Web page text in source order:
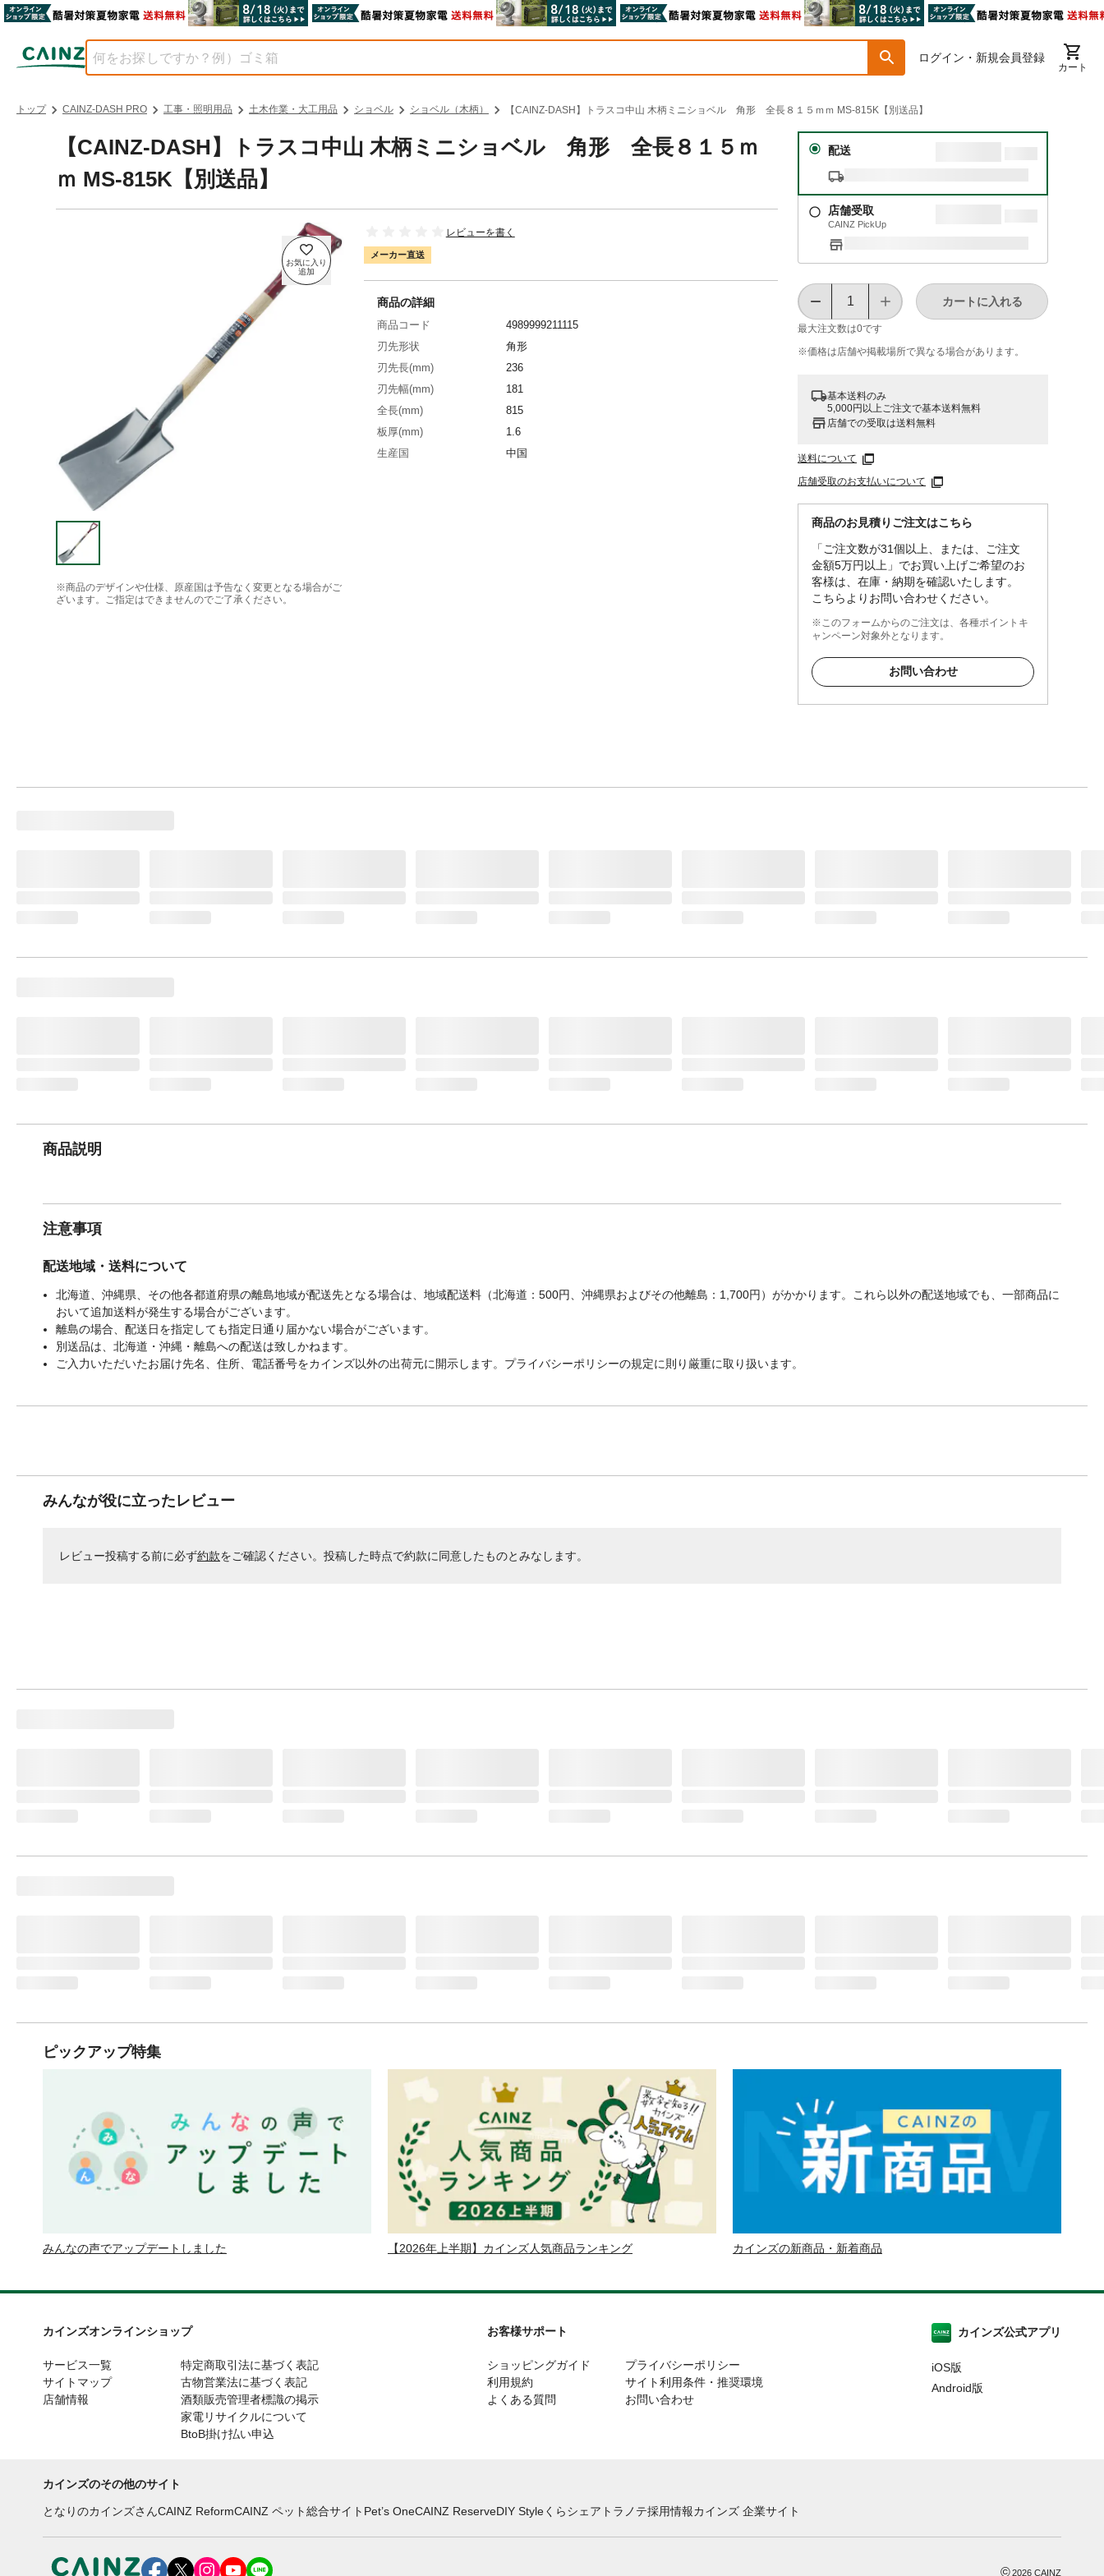
ログイン・新規会員登録
カート
トップ CAINZ-DASH PRO 工事・照明用品 土木作業・大工用品 ショベル ショベル（木柄） 【CAINZ-DASH】トラスコ中山 木柄ミニショベル 角形 全長８１５ｍｍ MS-815K【別送品】
【CAINZ-DASH】トラスコ中山 木柄ミニショベル 角形 全長８１５ｍ
ｍ MS-815K【別送品】
※商品のデザインや仕様、原産国は予告なく変更となる場合がご
ざいます。ご指定はできませんのでご了承ください。
レビューを書く
メーカー直送
配送
店舗受取
CAINZ PickUp
最大注文数は0です
カートに入れる
※価格は​店舗や​掲載場所で​異なる​場合が​あります。
基本送料のみ
5,000円以上ご注文で基本送料無料
店舗での受取は送料無料
送料について
店舗受取のお支払いについて
商品のお見積りご注文はこちら
「ご注文数が31個以上、または、ご注文
金額5万円以上」でお買い上げご希望のお
客様は、在庫・納期を確認いたします。
こちらよりお問い合わせください。
※このフォームからのご注文は、各種ポイントキ
ャンペーン対象外となります。
お問い合わせ
商品の詳細
商品コード
4989999211115
刃先形状
角形
刃先長(mm)
236
刃先幅(mm)
181
全長(mm)
815
板厚(mm)
1.6
生産国
中国
商品説明
注意事項
配送地域・送料について
北海道、沖縄県、その他各都道府県の離島地域が配送先となる場合は、地域配送料（北海道：500円、沖縄県およびその他離島：1,700円）がかかります。これら以外の配送地域でも、一部商品に
おいて追加送料が発生する場合がございます。
離島の場合、配送日を指定しても指定日通り届かない場合がございます。
別送品は、北海道・沖縄・離島への配送は致しかねます。
ご入力いただいたお届け先名、住所、電話番号をカインズ以外の出荷元に開示します。プライバシーポリシーの規定に則り厳重に取り扱います。
みんなが役に立ったレビュー
レビュー投稿する前に必ず約款をご確認ください。投稿した時点で約款に同意したものとみなします。
ピックアップ特集
みんなの声でアップデートしました 【2026年上半期】カインズ人気商品ランキング カインズの新商品・新着商品
カインズオンラインショップ
サービス一覧
サイトマップ
店舗情報
特定商取引法に基づく表記
古物営業法に基づく表記
酒類販売管理者標識の掲示
家電リサイクルについて
BtoB掛け払い申込
お客様サポート
ショッピングガイド
利用規約
よくある質問
プライバシーポリシー
サイト利用条件・推奨環境
お問い合わせ
カインズ公式アプリ
iOS版
Android版
カインズのその他のサイト
となりのカインズさんCAINZ ReformCAINZ ペット総合サイト Pet’s OneCAINZ ReserveDIY Styleくらシェア トラノテ採用情報カインズ 企業サイト
©2026 CAINZ